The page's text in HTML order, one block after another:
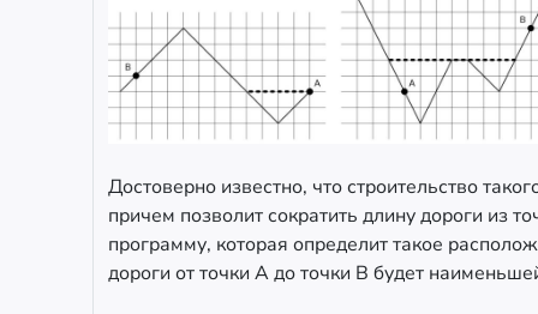
Достоверно известно, что строительство
причем позволит сократить длину дороги из
программу, которая определит такое
дороги от точки A до точки B будет